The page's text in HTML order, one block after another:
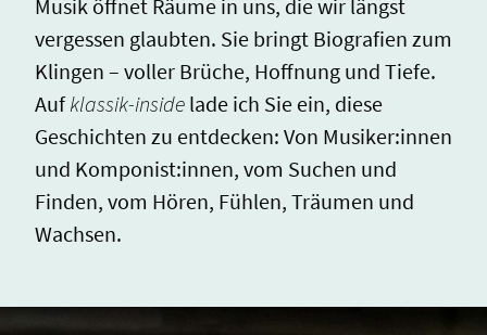
Musik öffnet Räume in uns, die wir längst
vergessen glaubten. Sie bringt Biografien zum
Klingen – voller Brüche, Hoffnung und Tiefe.
Aufklassik-inside lade ich Sie ein, diese
Geschichten zu entdecken: Von Musiker:innen
und Komponist:innen, vom Suchen und
Finden, vom Hören, Fühlen, Träumen und
Wachsen.